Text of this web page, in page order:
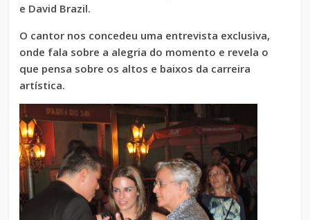
e David Brazil.
O cantor nos concedeu uma entrevista exclusiva,
onde fala sobre a alegria do momento e revela o
que pensa sobre os altos e baixos da carreira
artística.